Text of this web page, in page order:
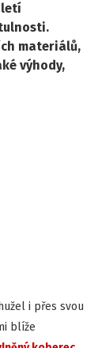
materiálů,
výhody,
i přes svou
blíže